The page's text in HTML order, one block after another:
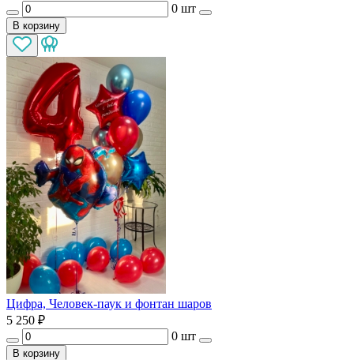
0 шт
В корзину
Цифра, Человек-паук и фонтан шаров
5 250 ₽
0 шт
В корзину